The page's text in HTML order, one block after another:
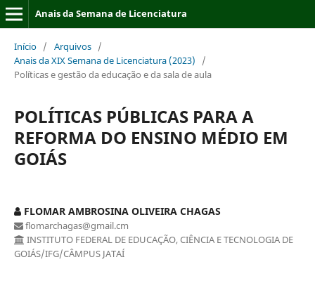
Anais da Semana de Licenciatura
Início / Arquivos /
Anais da XIX Semana de Licenciatura (2023)
/
Políticas e gestão da educação e da sala de aula
POLÍTICAS PÚBLICAS PARA A
REFORMA DO ENSINO MÉDIO EM
GOIÁS
FLOMAR AMBROSINA OLIVEIRA CHAGAS
flomarchagas@gmail.cm
INSTITUTO FEDERAL DE EDUCAÇÃO, CIÊNCIA E TECNOLOGIA DE
GOIÁS/IFG/CÂMPUS JATAÍ